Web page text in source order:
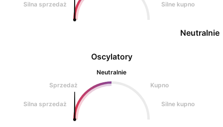
Oscylatory
Neutralnie
Sprzedaż
Kupno
Silna sprzedaż Silne kupno
Silna sprzedaż Silne kupno
Neutralnie